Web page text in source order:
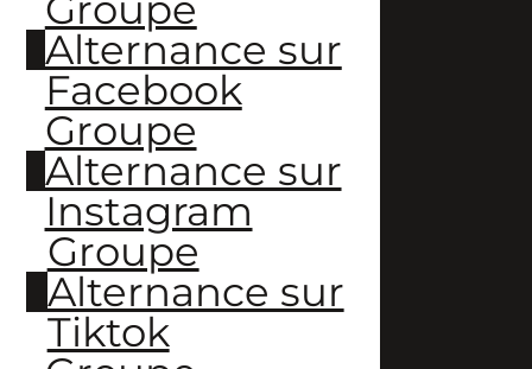
Alternance sur
Facebook
Groupe
Alternance sur
Instagram
Groupe
Alternance sur
Tiktok